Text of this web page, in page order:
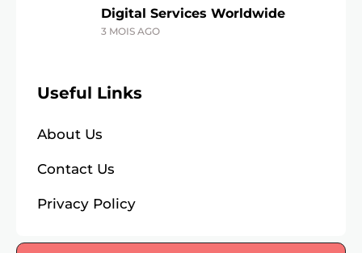
Digital Services Worldwide
3 MOIS AGO
Useful Links
About Us
Contact Us
Privacy Policy